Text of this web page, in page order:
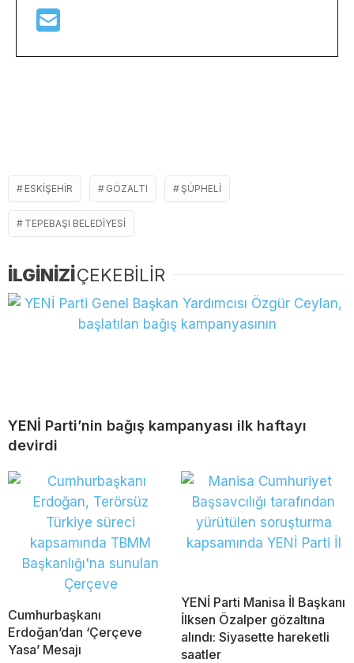
ESKIŞEHIR GÖZALTI ŞÜPHELI
TEPEBAŞI BELEDIYESI
İLGİNİZİÇEKEBİLİR
YENİ Parti’nin bağış kampanyası ilk haftayı
devirdi
Cumhurbaşkanı
Erdoğan’dan ‘Çerçeve
Yasa’ Mesajı
YENİ Parti Manisa İl Başkanı
İlksen Özalper gözaltına
alındı: Siyasette hareketli
saatler